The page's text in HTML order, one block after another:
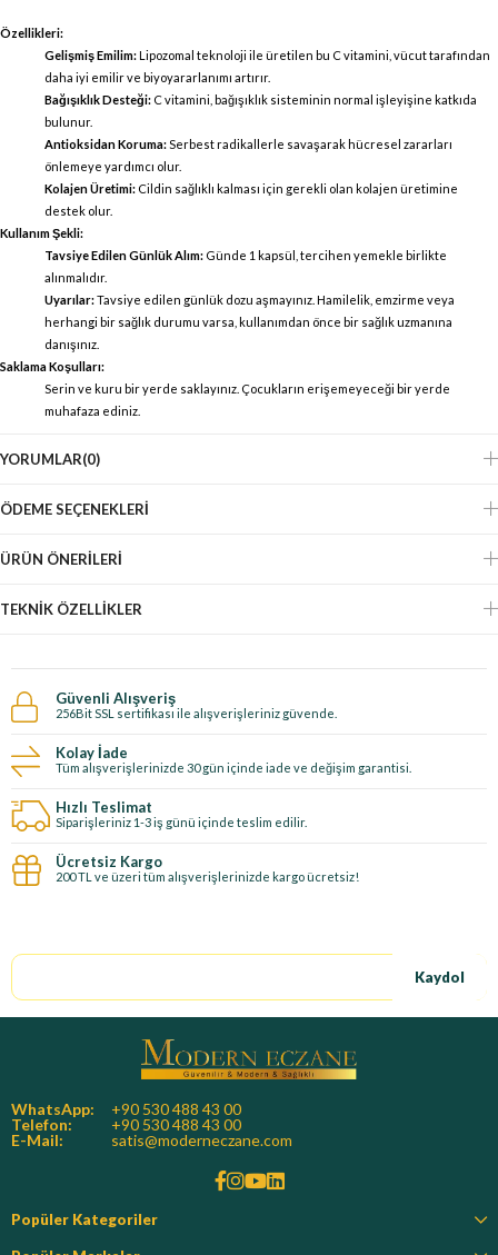
Özellikleri:
Gelişmiş Emilim:Lipozomal teknoloji ile üretilen bu C vitamini, vücut tarafından
daha iyi emilir ve biyoyararlanımı artırır.
Bağışıklık Desteği: C vitamini, bağışıklık sisteminin normal işleyişine katkıda
bulunur.
Antioksidan Koruma:Serbest radikallerle savaşarak hücresel zararları
önlemeye yardımcı olur.
Kolajen Üretimi: Cildin sağlıklı kalması için gerekli olan kolajen üretimine
destek olur.
Kullanım Şekli:
Tavsiye Edilen Günlük Alım: Günde 1 kapsül, tercihen yemekle birlikte
alınmalıdır.
Uyarılar:Tavsiye edilen günlük dozu aşmayınız. Hamilelik, emzirme veya
herhangi bir sağlık durumu varsa, kullanımdan önce bir sağlık uzmanına
danışınız.
Saklama Koşulları:
Serin ve kuru bir yerde saklayınız. Çocukların erişemeyeceği bir yerde
muhafaza ediniz.
YORUMLAR(0)
ÖDEME SEÇENEKLERI
ÜRÜN ÖNERILERI
TEKNIK ÖZELLIKLER
Güvenli Alışveriş
256Bit SSL sertifikası ile alışverişleriniz güvende.
Kolay İade
Tüm alışverişlerinizde 30 gün içinde iade ve değişim garantisi.
Hızlı Teslimat
Siparişleriniz 1-3 iş günü içinde teslim edilir.
Ücretsiz Kargo
200 TL ve üzeri tüm alışverişlerinizde kargo ücretsiz!
Kaydol
WhatsApp:
+90 530 488 43 00
Telefon:
+90 530 488 43 00
E-Mail:
satis@moderneczane.com
Popüler Kategoriler